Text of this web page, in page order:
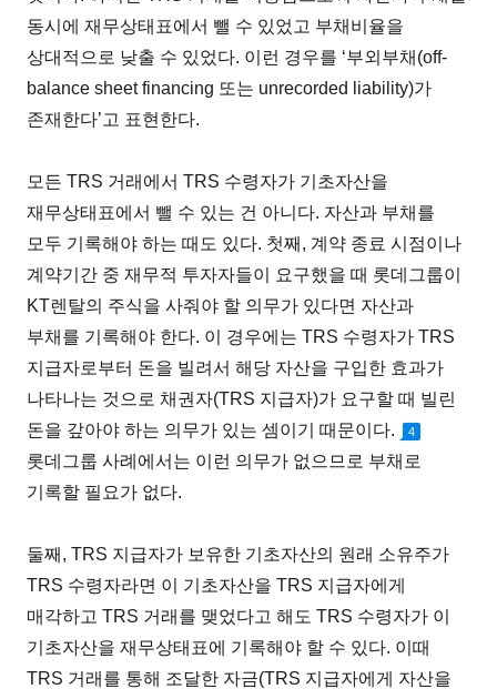
동시에 재무상태표에서 뺄 수 있었고 부채비율을
상대적으로 낮출 수 있었다. 이런 경우를 ‘부외부채(off-
balance sheet financing 또는 unrecorded liability)가
존재한다’고 표현한다.
모든 TRS 거래에서 TRS 수령자가 기초자산을
재무상태표에서 뺄 수 있는 건 아니다. 자산과 부채를
모두 기록해야 하는 때도 있다. 첫째, 계약 종료 시점이나
계약기간 중 재무적 투자자들이 요구했을 때 롯데그룹이
KT렌탈의 주식을 사줘야 할 의무가 있다면 자산과
부채를 기록해야 한다. 이 경우에는 TRS 수령자가 TRS
지급자로부터 돈을 빌려서 해당 자산을 구입한 효과가
나타나는 것으로 채권자(TRS 지급자)가 요구할 때 빌린
돈을 갚아야 하는 의무가 있는 셈이기 때문이다.
4
롯데그룹 사례에서는 이런 의무가 없으므로 부채로
기록할 필요가 없다.
둘째, TRS 지급자가 보유한 기초자산의 원래 소유주가
TRS 수령자라면 이 기초자산을 TRS 지급자에게
매각하고 TRS 거래를 맺었다고 해도 TRS 수령자가 이
기초자산을 재무상태표에 기록해야 할 수 있다. 이때
TRS 거래를 통해 조달한 자금(TRS 지급자에게 자산을